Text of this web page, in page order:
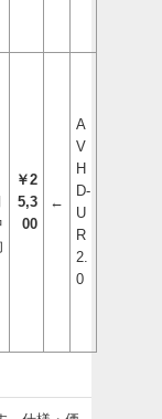
￥2
5,3
00
←
A
V
H
D-
U
R
2.
0